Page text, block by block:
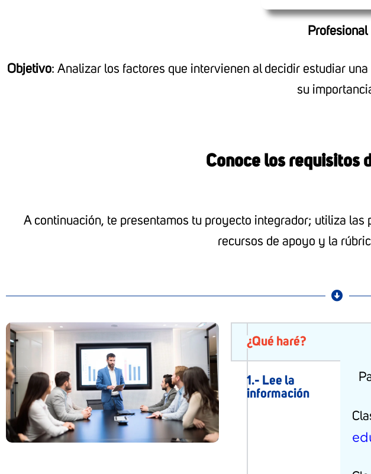
Profesional
Objetivo: Analizar los factores que intervienen al decidir estudiar
su
Conoce los requisitos
A continuación, te presentamos tu proyecto integrador; utiliza
recursos de apoyo y la
¿Qué haré?
1.- Lee la
información